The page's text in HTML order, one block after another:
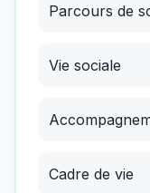
Parcours de
Vie sociale
Cadre de vie